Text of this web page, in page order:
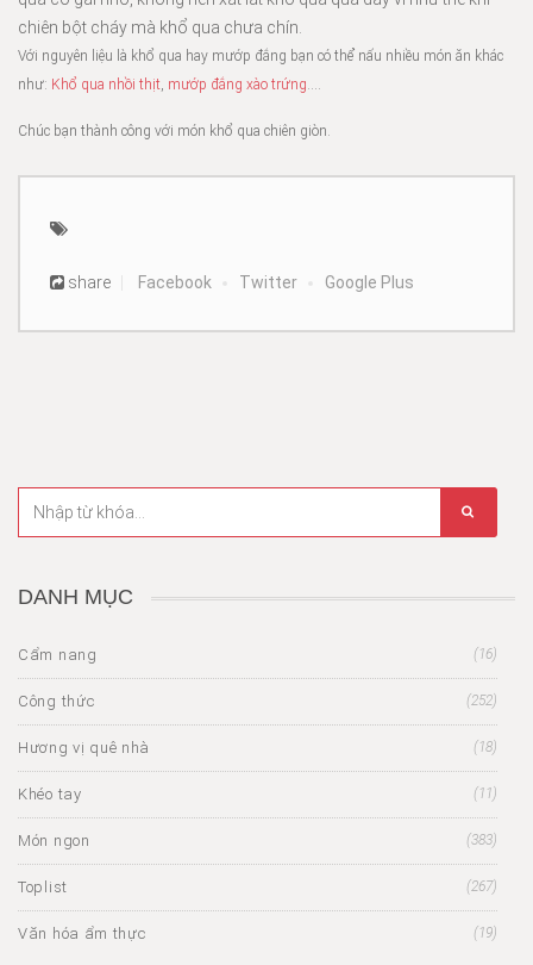
chiên bột cháy mà khổ qua chưa chín.
Với nguyên liệu là khổ qua hay mướp đắng bạn có thể nấu nhiều món ăn khác
như: Khổ qua nhồi thịt, mướp đắng xào trứng….
Chúc bạn thành công với món khổ qua chiên giòn.
share Facebook Twitter Google Plus
DANH MỤC
Cẩm nang (16)
Công thức (252)
Hương vị quê nhà (18)
Khéo tay (11)
Món ngon (383)
Toplist (267)
Văn hóa ẩm thực (19)